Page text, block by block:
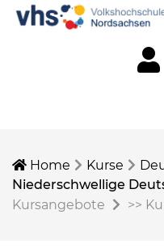
Home Kurse
Niederschwellige
Kursangebote
>>